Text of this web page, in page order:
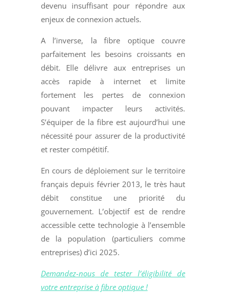
devenu insuffisant pour répondre aux
enjeux de connexion actuels.
A l’inverse, la fibre optique couvre
parfaitement les besoins croissants en
débit. Elle délivre aux entreprises un
accès rapide à internet et limite
fortement les pertes de connexion
pouvant impacter leurs activités.
S’équiper de la fibre est aujourd’hui une
nécessité pour assurer de la productivité
et rester compétitif.
En cours de déploiement sur le territoire
français depuis février 2013, le très haut
débit constitue une priorité du
gouvernement. L’objectif est de rendre
accessible cette technologie à l’ensemble
de la population (particuliers comme
entreprises) d’ici 2025.
Demandez-nous de tester l’éligibilité de
votre entreprise à fibre optique !